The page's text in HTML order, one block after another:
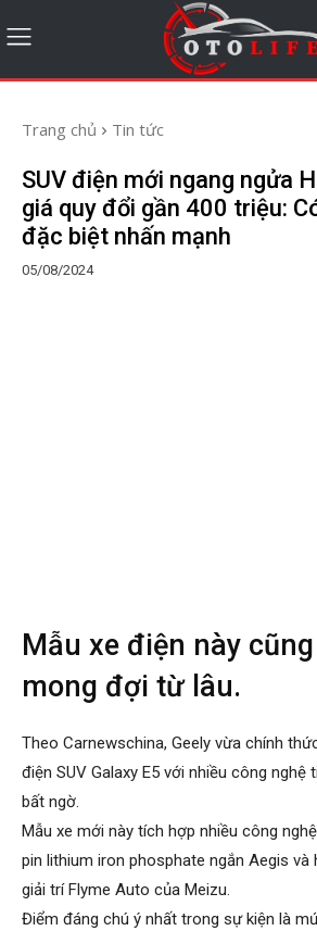
Trang chủ Tin tức
SUV điện mới ngang ngửa
giá quy đổi gần 400 triệu:
đặc biệt nhấn mạnh
05/08/2024
Mẫu xe điện này
mong đợi từ lâu.​
Theo Carnewschina, Geely vừa chính
điện SUV Galaxy E5 với nhiều công nghệ
bất ngờ.
Mẫu xe mới này tích hợp nhiều công
pin lithium iron phosphate ngắn Aegis và
giải trí Flyme Auto của Meizu.
Điểm đáng chú ý nhất trong sự kiện là